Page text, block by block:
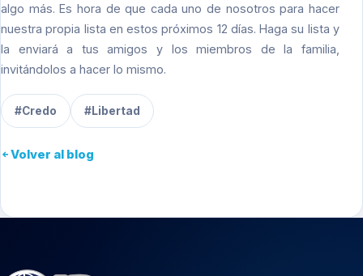
algo más. Es hora de que cada uno de nosotros para hacer
nuestra propia lista en estos próximos 12 días. Haga su lista y
la enviará a tus amigos y los miembros de la familia,
invitándolos a hacer lo mismo.
#Credo #Libertad
Volver al blog